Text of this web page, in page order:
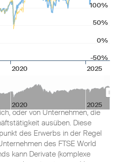
2020 2025
-50%
0%
50%
100%
2020 2025
Wert Ihrer Anlage langfristig zu
mindestens zwei Drittel seines
Unternehmen in Europa,
oder von Unternehmen, die
ausüben. Diese
des Erwerbs in der Regel
des FTSE World
kann Derivate (komplexe